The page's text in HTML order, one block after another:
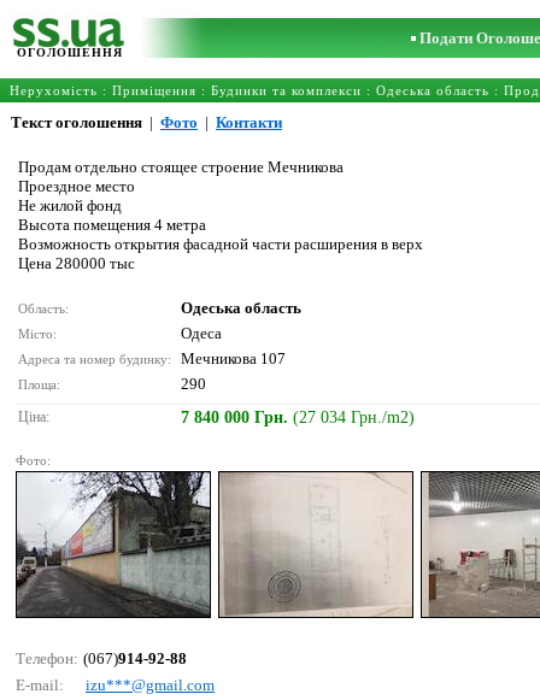
ОГОЛОШЕННЯ
Подати
Нерухомість : Приміщення : Будинки та комплекси : Одеська область :
Текст оголошення | Фото | Контакти
Продам отдельно стоящее строение Мечникова
Проездное место
Не жилой фонд
Высота помещения 4 метра
Возможность открытия фасадной части расширения в верх
Цена 280000 тыс
Область: Одеська область
Місто: Одеса
Адреса та номер будинку: Мечникова 107
Площа: 290
Ціна: 7 840 000 Грн. (27 034 Грн./m2)
Фото:
Телефон: (067)914-92-88
E-mail:
izu***@gmаil.соm